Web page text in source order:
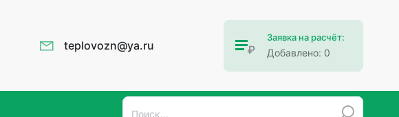
teplovozn@ya.ru
Заявка на расчёт:
Добавлено: 0